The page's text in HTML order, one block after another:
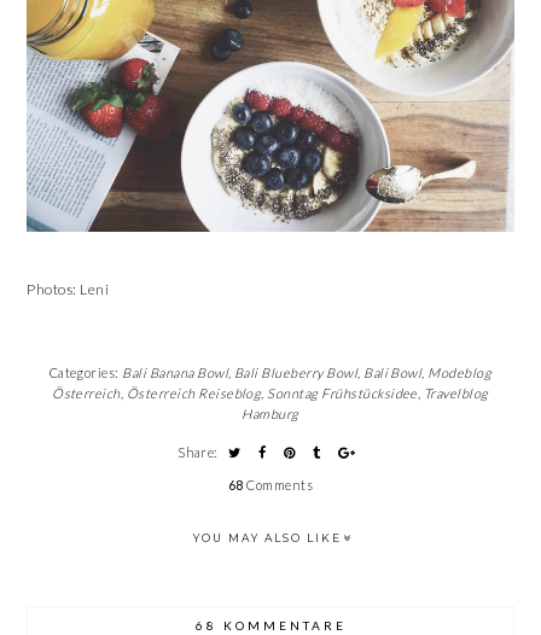
Photos: Leni
Categories: Bali Banana Bowl, Bali Blueberry Bowl, Bali Bowl, Modeblog
Österreich, Österreich Reiseblog, Sonntag Frühstücksidee
Travelblog
Hamburg
Share:
68 Comments
YOU MAY ALSO LIKE
68 KOMMENTARE